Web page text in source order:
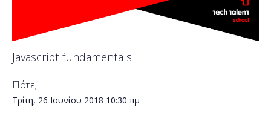
Javascript fundamentals
Πότε;
Τρίτη, 26 Ιουνίου 2018 10:30 πμ